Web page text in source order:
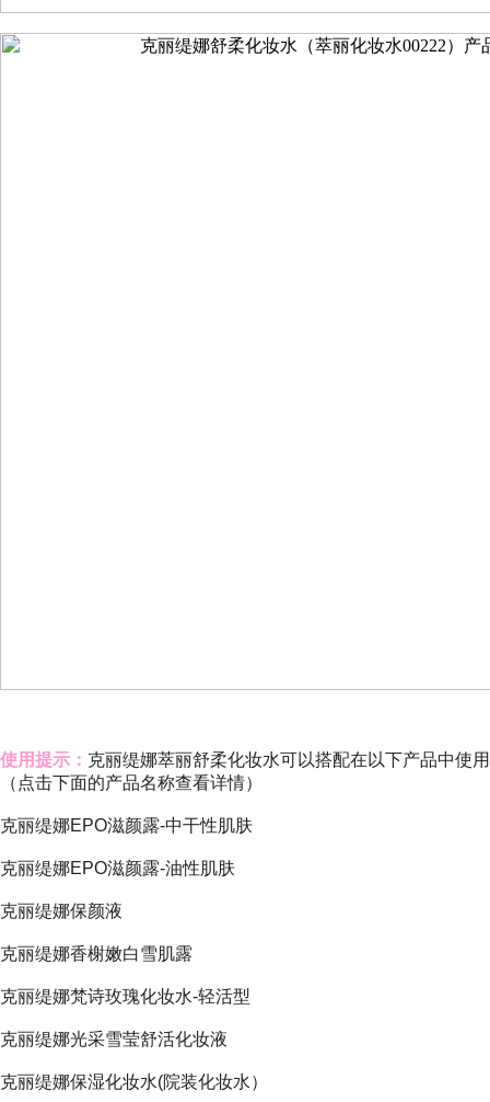
使用提示： 克丽缇娜萃丽舒柔化妆水可以搭配在以下产品中使用
（点击下面的产品名称查看详情）
克丽缇娜EPO滋颜露-中干性肌肤
克丽缇娜EPO滋颜露-油性肌肤
克丽缇娜保颜液
克丽缇娜香榭嫩白雪肌露
克丽缇娜梵诗玫瑰化妆水-轻活型
克丽缇娜光采雪莹舒活化妆液
克丽缇娜保湿化妆水(院装化妆水）